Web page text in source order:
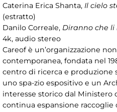
Caterina Erica Shanta, Il cielo
(estratto)
Danilo Correale, Diranno che li
4k, audio stereo
Careof è un’organizzazione
contemporanea, fondata nel
centro di ricerca e produzione
uno spa-zio espositivo e un
interesse storico dal Ministero
continua espansione